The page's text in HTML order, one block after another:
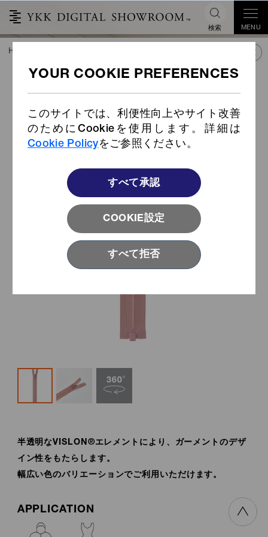
このサイトでは、利便性向上やサイト改善
のためにCookieを使用します。詳細は
Cookie Policyをご参照ください。
COOKIE設定
すべて承認
すべて拒否
検索 MENU
VISLON ® 透明エレメント
NEW
半透明なVISLON®エレメントにより、ガーメントのデザ
イン性をもたらします。
幅広い色のバリエーションでご利用いただけます。
APPLICATION
HOME